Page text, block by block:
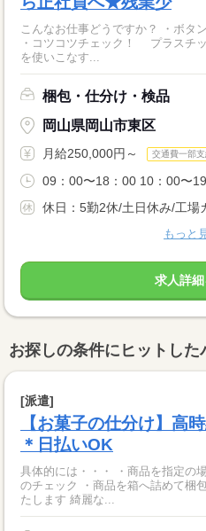
こんなお仕事どうですか？ ・ボタンを押すだけ！ ネジ部品の製造
・コツコツチェック！ プラスチック製品の検
を使いこなす...
梱包・仕分け・検品
岡山県岡山市東区
月給250,000円～ 交通費一部
09：00〜18：00 10：00〜
休日：5勤2休/土日休み/工場
もっと
求人詳
お探しの条件にヒットした
[派遣]
【お菓子の仕分け】高
＊日払いOK
具体的には・・・ ・商品を指定の
のチェック ・商品を箱へ詰めて梱
たします 綺麗な...